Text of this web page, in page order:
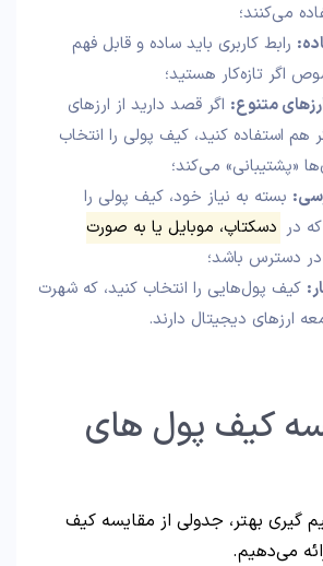
می‌کنند؛
رابط کاربری باید ساده و قابل فهم
اگر تازه‌کار هستید؛
متنوع: اگر قصد دارید از ارزهای
هم استفاده کنید، کیف پولی را انتخاب
«پشتیبانی» می‌کند؛
بسته به نیاز خود، کیف پولی را
در دسکتاپ، موبایل یا به صورت
در دسترس باشد؛
کیف پول‌هایی را انتخاب کنید، که شهرت
ارزهای دیجیتال دارند.
کیف پول‌ های
گیری بهتر، جدولی از مقایسه کیف
می‌دهیم.